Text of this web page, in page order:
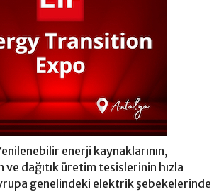
enerji kaynaklarının,
dağıtık üretim tesislerinin hızla
genelindeki elektrik şebekelerinde